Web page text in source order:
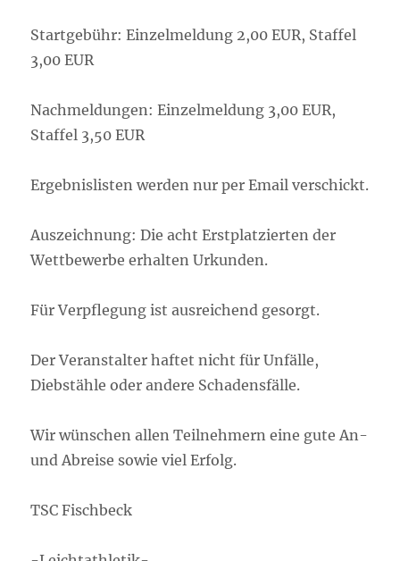
Startgebühr: Einzelmeldung 2,00 EUR, Staffel
3,00 EUR
Nachmeldungen: Einzelmeldung 3,00 EUR,
Staffel 3,50 EUR
Ergebnislisten werden nur per Email verschickt.
Auszeichnung: Die acht Erstplatzierten der
Wettbewerbe erhalten Urkunden.
Für Verpflegung ist ausreichend gesorgt.
Der Veranstalter haftet nicht für Unfälle,
Diebstähle oder andere Schadensfälle.
Wir wünschen allen Teilnehmern eine gute An-
und Abreise sowie viel Erfolg.
TSC Fischbeck